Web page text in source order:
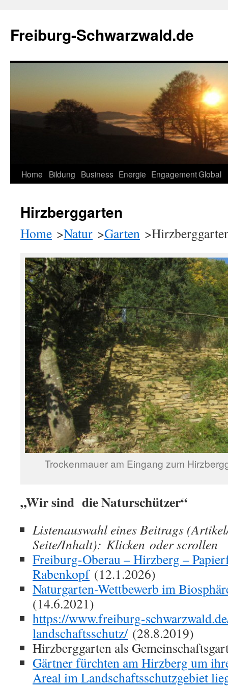
springen
Freiburg-Schwarzwald.de
Home Bildung Business Energie EngagementGlobal
Hirzberggarten
Home >Natur >Garten
Trockenmauer am Eingang zum
„Wir sind die Naturschützer“
Listenauswahl eines Beitrags
Seite/Inhalt): Klicken oder scrollen
Freiburg-Oberau – Hirzberg –
Rabenkopf(12.1.2026)
Naturgarten-Wettbewerb im
(14.6.2021)
https://www.freiburg-
landschaftsschutz/(28.8.2019)
Hirzberggarten als
Gärtner fürchten am Hirzberg um
Areal im Landschaftsschutzgebiet